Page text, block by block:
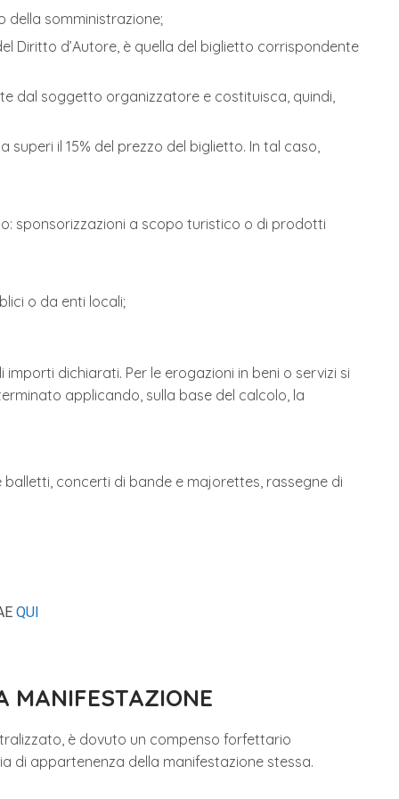
della somministrazione;
Diritto d’Autore, è quella del biglietto corrispondente
dal soggetto organizzatore e costituisca, quindi,
il 15% del prezzo del biglietto. In tal caso,
sponsorizzazioni a scopo turistico o di prodotti
o da enti locali;
dichiarati. Per le erogazioni in beni o servizi si
applicando, sulla base del calcolo, la
concerti di bande e majorettes, rassegne di
QUI
MANIFESTAZIONE
è dovuto un compenso forfettario
di appartenenza della manifestazione stessa.